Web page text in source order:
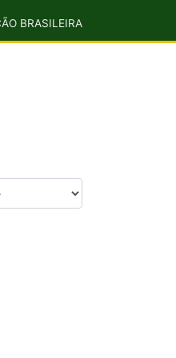
BRASILEIRA